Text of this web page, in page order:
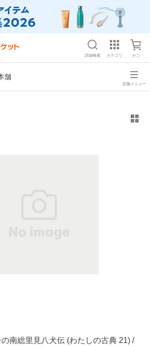
詳細検索 カテゴリ かご
舗
店舗メニュー
の南総里見八犬伝 (わたしの古典 21) /